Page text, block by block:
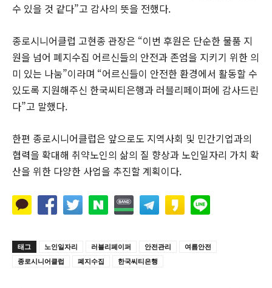
수 있을 것 같다”고 감사의 뜻을 전했다.
종로시니어클럽 고현종 관장은 “이번 후원은 단순한 물품 지
원을 넘어 폐지수집 어르신들의 안전과 존엄을 지키기 위한 의
미 있는 나눔”이라며 “어르신들이 안전한 환경에서 활동할 수
있도록 지원해주신 한국씨티은행과 러블리페이퍼에 감사드린
다”고 말했다.
한편 종로시니어클럽은 앞으로도 지역사회 및 민간기업과의
협력을 확대해 취약노인의 삶의 질 향상과 노인일자리 가치 확
산을 위한 다양한 사업을 추진할 계획이다.
태그 노인일자리 러블리페이퍼 안전관리
여름안전
종로시니어클럽
폐지수집 한국씨티은행